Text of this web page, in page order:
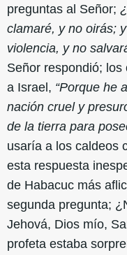
preguntas al Señor;
clamaré, y no oirás;
violencia, y no
Señor respondió;
a Israel, “Porque he
nación cruel y
de la tierra para
usaría a los caldeos
esta respuesta
de Habacuc más
segunda pregunta;
Jehová, Dios mío,
profeta estaba